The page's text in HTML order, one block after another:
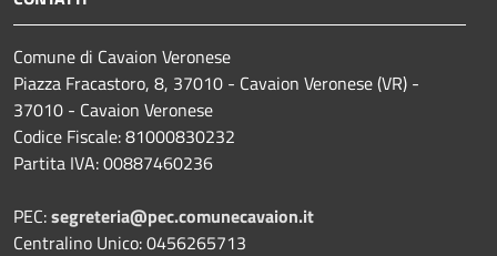
Comune di Cavaion Veronese
Piazza Fracastoro, 8, 37010 - Cavaion Veronese (VR) -
37010 - Cavaion Veronese
Codice Fiscale: 81000830232
Partita IVA: 00887460236
PEC:segreteria@pec.comunecavaion.it
Centralino Unico: 0456265713